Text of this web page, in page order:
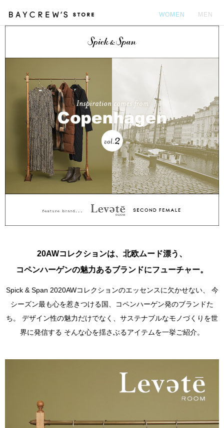
WOMEN MEN
20AWコレクションは、北欧ムード漂う、
コペンハーゲンの魅力あるブランドにフューチャー。
Spick & Span 2020AWコレクションのエッセンスに欠かせない、
今
シーズン最も心を惹きつける国、コペンハーゲン発のブランドた
ち。
デザイン性の魅力だけでなく、サステナブルなモノづくりを世
界に発信する そんな心を揺さぶるアイテムを一挙ご紹介。